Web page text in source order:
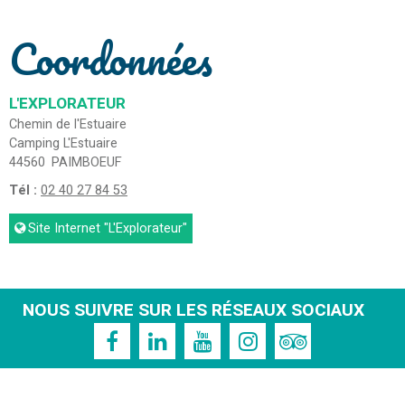
Coordonnées
L'EXPLORATEUR
Chemin de l'Estuaire
Camping L'Estuaire
44560 PAIMBOEUF
Tél : 02 40 27 84 53
Site Internet"L'Explorateur"
NOUS SUIVRE SUR LES RÉSEAUX SOCIAUX